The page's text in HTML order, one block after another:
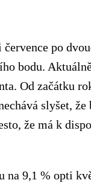
po
bodu.
Od začátku
slyšet, že
že má k
na 9,1 % opti